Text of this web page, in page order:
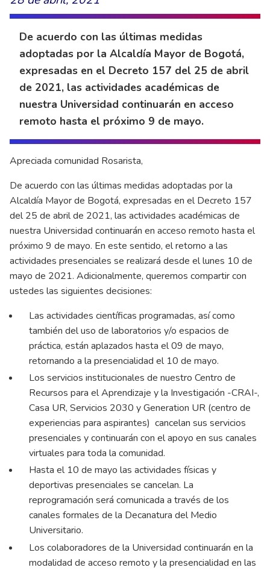
De acuerdo con las últimas medidas
adoptadas por la Alcaldía Mayor de Bogotá,
expresadas en el Decreto 157 del 25 de abril
de 2021, las actividades académicas de
nuestra Universidad continuarán en acceso
remoto hasta el próximo 9 de mayo.
Apreciada comunidad Rosarista,
De acuerdo con las últimas medidas adoptadas por la
Alcaldía Mayor de Bogotá, expresadas en el Decreto 157
del 25 de abril de 2021, las actividades académicas de
nuestra Universidad continuarán en acceso remoto hasta el
próximo 9 de mayo. En este sentido, el retorno a las
actividades presenciales se realizará desde el lunes 10 de
mayo de 2021. Adicionalmente, queremos compartir con
ustedes las siguientes decisiones:
Las actividades científicas programadas, así como
también del uso de laboratorios y/o espacios de
práctica, están aplazados hasta el 09 de mayo,
retornando a la presencialidad el 10 de mayo.
Los servicios institucionales de nuestro Centro de
Recursos para el Aprendizaje y la Investigación -CRAI-,
Casa UR, Servicios 2030 y Generation UR (centro de
experiencias para aspirantes) cancelan sus servicios
presenciales y continuarán con el apoyo en sus canales
virtuales para toda la comunidad.
Hasta el 10 de mayo las actividades físicas y
deportivas presenciales se cancelan. La
reprogramación será comunicada a través de los
canales formales de la Decanatura del Medio
Universitario.
Los colaboradores de la Universidad continuarán en la
modalidad de acceso remoto y la presencialidad en las